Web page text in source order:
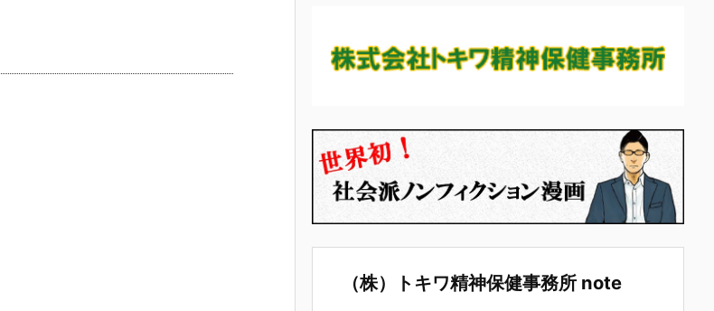
（株）トキワ精神保健事務所 note